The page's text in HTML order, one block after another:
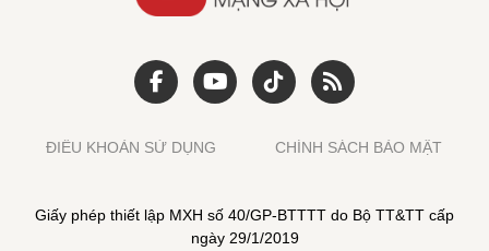
ĐIỀU KHOẢN SỬ DỤNG CHÍNH SÁCH BẢO MẬT
Giấy phép thiết lập MXH số 40/GP-BTTTT do Bộ TT&TT cấp
ngày 29/1/2019